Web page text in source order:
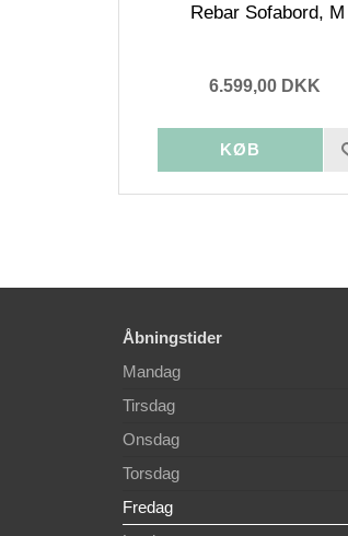
Rebar Sofabord, M
6.599,00 DKK
Åbningstider
Mandag
Tirsdag
Onsdag
Torsdag
Fredag